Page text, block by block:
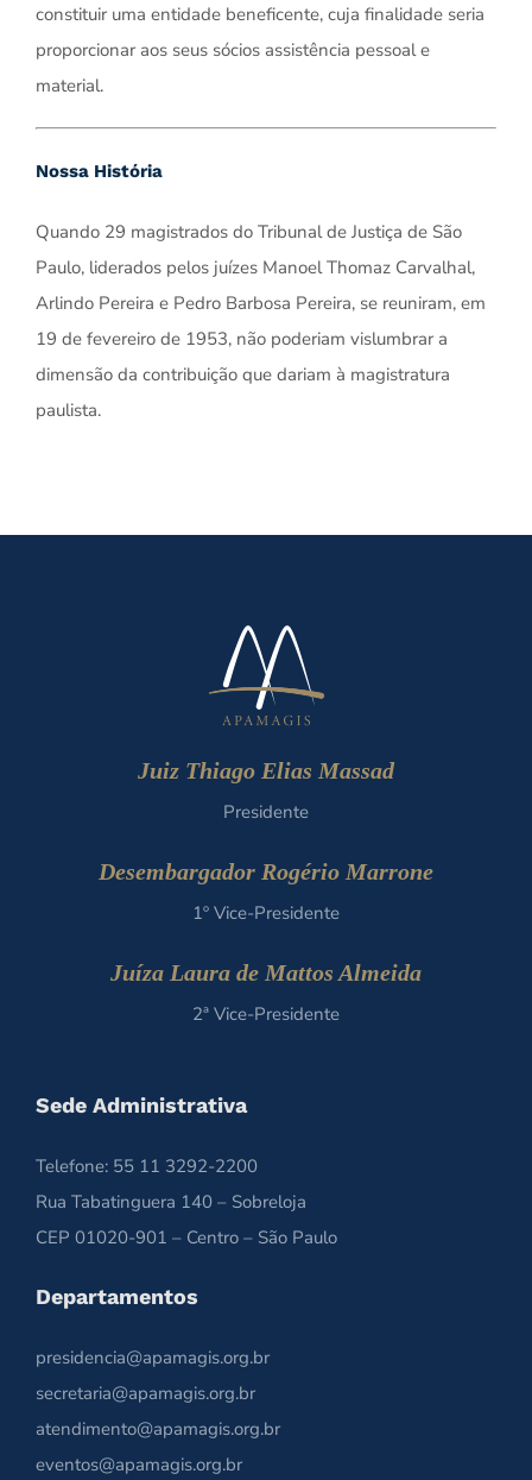
constituir uma entidade beneficente, cuja finalidade seria
proporcionar aos seus sócios assistência pessoal e
material.
Nossa História
Quando 29 magistrados do Tribunal de Justiça de São
Paulo, liderados pelos juízes Manoel Thomaz Carvalhal,
Arlindo Pereira e Pedro Barbosa Pereira, se reuniram, em
19 de fevereiro de 1953, não poderiam vislumbrar a
dimensão da contribuição que dariam à magistratura
paulista.
Juiz Thiago Elias Massad
Presidente
Desembargador Rogério Marrone
1º Vice-Presidente
Juíza Laura de Mattos Almeida
2ª Vice-Presidente
Sede Administrativa
Telefone: 55 11 3292-2200
Rua Tabatinguera 140 – Sobreloja
CEP 01020-901 – Centro – São Paulo
Departamentos
presidencia@apamagis.org.br
secretaria@apamagis.org.br
atendimento@apamagis.org.br
eventos@apamagis.org.br